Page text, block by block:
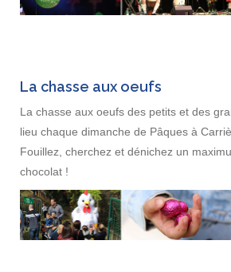
La chasse aux oeufs
La chasse aux oeufs des petits et des
lieu chaque dimanche de Pâques à
Fouillez, cherchez et dénichez un
chocolat !